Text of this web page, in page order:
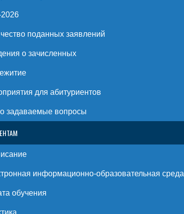
поданных заявлений
о зачисленных
для абитуриентов
задаваемые вопросы
информационно-образовательная среда
обучения